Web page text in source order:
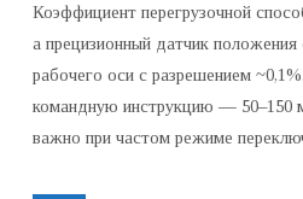
Коэффициент перегрузочной
а прецизионный датчик
рабочего оси с разрешением
командную инструкцию — 50–150
важно при частом режиме